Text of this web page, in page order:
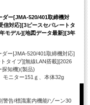
ダー[JMA-520/401取締機対
信対応][3ピースセパレートタ
モデル][地図データ最新][3年
ー[JMA-520/401取締機対応]
タイプ][無線LAN搭載][2026
探知機)(製品)
ニター151ｇ、本体32g
警告/標識案内機能/ゾーン30